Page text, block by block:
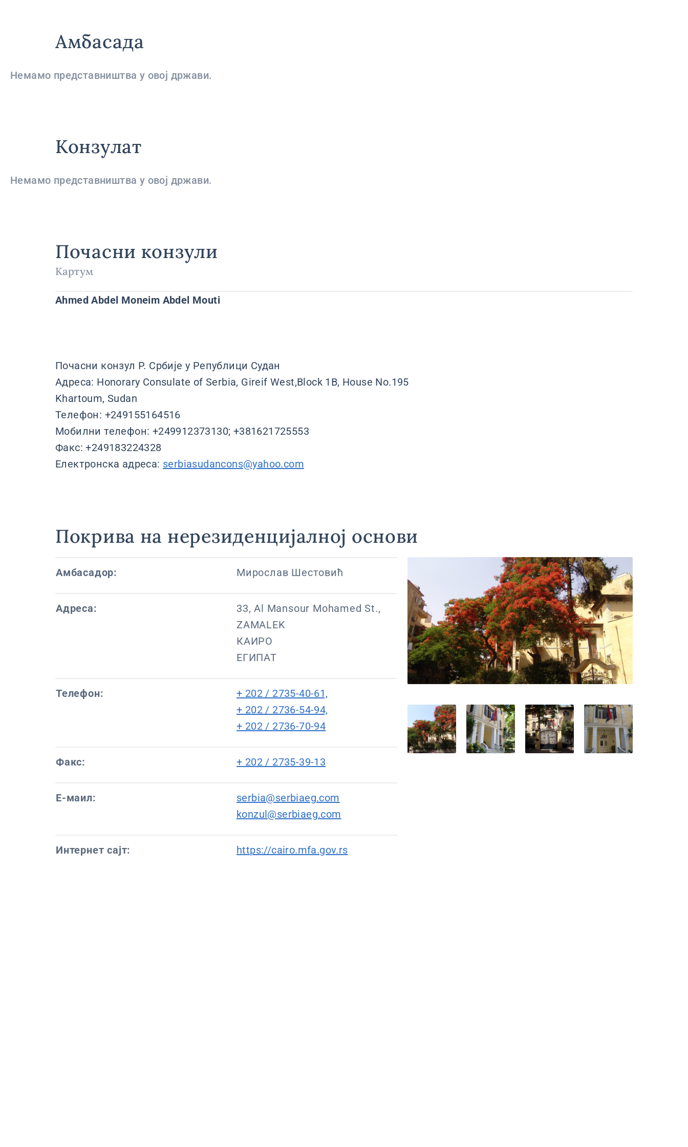
Амбасада
Немамо представништва у овој држави.
Конзулат
Немамо представништва у овој држави.
Почасни конзули
Картум
Ahmed Abdel Moneim Abdel Mouti
Почасни конзул Р. Србије у Републици Судан
Адреса: Honorary Consulate of Serbia, Gireif West,Block 1B, House No.195
Khartoum, Sudan
Телефон: +249155164516
Мобилни телефон: +249912373130; +381621725553
Факс: +249183224328
Електронска адреса: serbiasudancons@yahoo.com
Покрива на нерезиденцијалној основи
Амбасадор: Мирослав Шестовић
Адреса:
33, Al Mansour Mohamed St.,
ZAMALEK
КАИРО
ЕГИПАТ
Телефон:
+ 202 / 2735-40-61,
+ 202 / 2736-54-94,
+ 202 / 2736-70-94
Факс: + 202 / 2735-39-13
Е-маил:
serbia@serbiaeg.com
konzul@serbiaeg.com
Интернет сајт: https://cairo.mfa.gov.rs